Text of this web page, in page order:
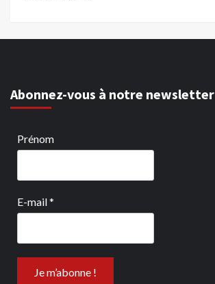
Abonnez-vous à notre newsletter
Prénom
E-mail*